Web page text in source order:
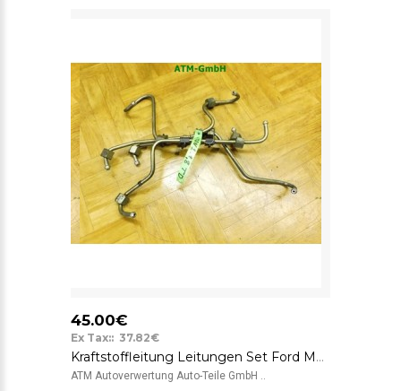
45.00€
Ex Tax:: 37.82€
Kraftstoffleitung Leitungen Set Ford Mondeo 1
ATM Autoverwertung Auto-Teile GmbH ..